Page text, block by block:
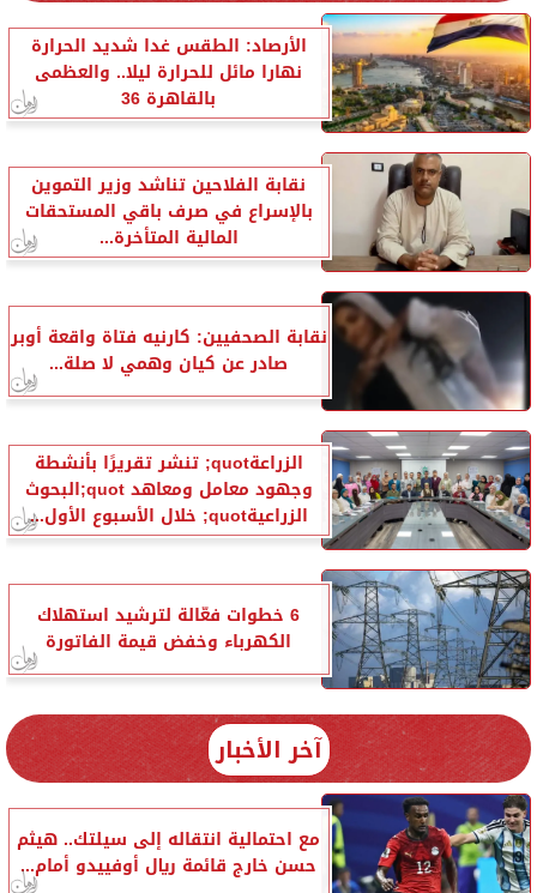
الأرصاد: الطقس غدا شديد الحرارة
نهارا مائل للحرارة ليلا.. والعظمى
بالقاهرة 36
نقابة الفلاحين تناشد وزير التموين
بالإسراع في صرف باقي المستحقات
المالية المتأخرة...
نقابة الصحفيين: كارنيه فتاة واقعة أوبر
صادر عن كيان وهمي لا صلة...
الزراعةquot; تنشر تقريرًا بأنشطة
وجهود معامل ومعاهد quot;البحوث
الزراعيةquot; خلال الأسبوع الأول...
6 خطوات فعّالة لترشيد استهلاك
الكهرباء وخفض قيمة الفاتورة
آخر الأخبار
مع احتمالية انتقاله إلى سيلتك.. هيثم
حسن خارج قائمة ريال أوفييدو أمام...